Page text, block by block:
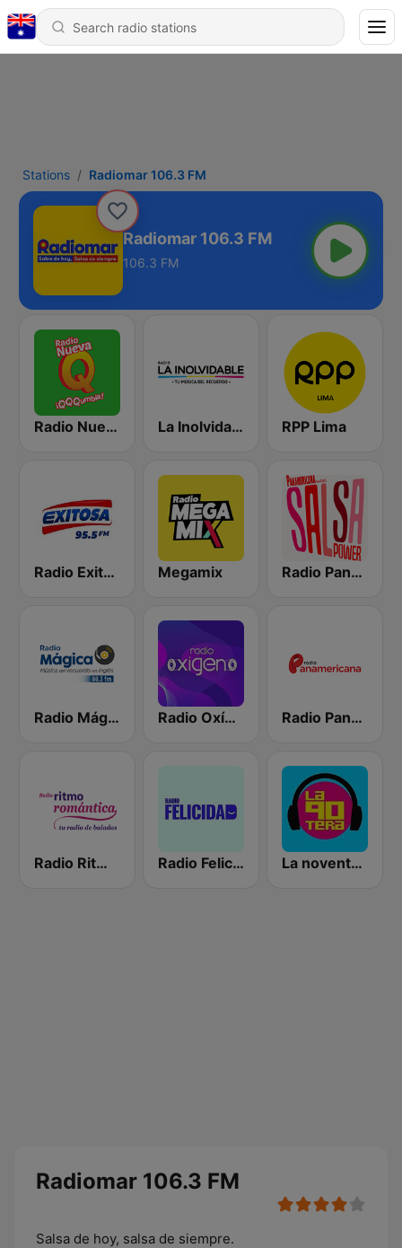
Stations Radiomar 106.3 FM
Radiomar 106.3 FM
106.3 FM
Radio Nueva Q La Inolvidable RPP Lima
Radio Exitosa Megamix Radio Panamericana - Salsa Power
Radio Mágica 88.3 FM Radio Oxígeno Radio Panamericana
Radio Ritmo Romántica Radio Felicidad La noventera
Radiomar 106.3 FM
Salsa de hoy, salsa de siempre.